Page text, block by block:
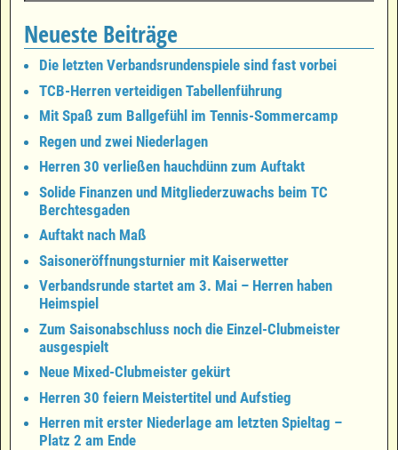
Neueste Beiträge
Die letzten Verbandsrundenspiele sind fast vorbei
TCB-Herren verteidigen Tabellenführung
Mit Spaß zum Ballgefühl im Tennis-Sommercamp
Regen und zwei Niederlagen
Herren 30 verließen hauchdünn zum Auftakt
Solide Finanzen und Mitgliederzuwachs beim TC
Berchtesgaden
Auftakt nach Maß
Saisoneröffnungsturnier mit Kaiserwetter
Verbandsrunde startet am 3. Mai – Herren haben
Heimspiel
Zum Saisonabschluss noch die Einzel-Clubmeister
ausgespielt
Neue Mixed-Clubmeister gekürt
Herren 30 feiern Meistertitel und Aufstieg
Herren mit erster Niederlage am letzten Spieltag –
Platz 2 am Ende